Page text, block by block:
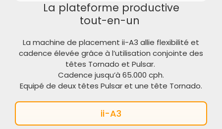
La plateforme productive
tout-en-un
La machine de placement ii-A3 allie flexibilité et
cadence élevée grâce à l’utilisation conjointe des
têtes Tornado et Pulsar.
Cadence jusqu’à 65.000 cph.
Equipé de deux têtes Pulsar et une tête Tornado.
ii-A3